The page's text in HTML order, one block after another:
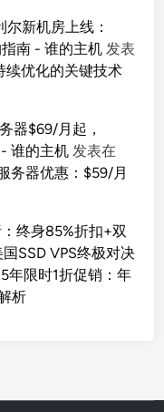
新机房上线：
南 - 谁的主机 发表
续优化的关键技术
器$69/月起，
谁的主机 发表在
务器优惠：$59/月
终身85%折扣+双
SSD VPS终极对决
年限时1折促销：年
析